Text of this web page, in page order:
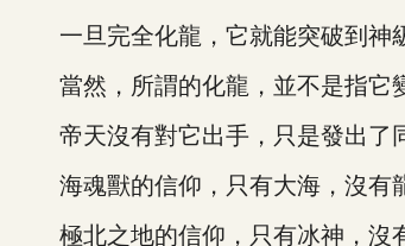
一旦完全化龍，它就能突破到神
當然，所謂的化龍，並不是指它變
帝天沒有對它出手，只是發出了同
海魂獸的信仰，只有大海，沒有
極北之地的信仰，只有冰神，沒有